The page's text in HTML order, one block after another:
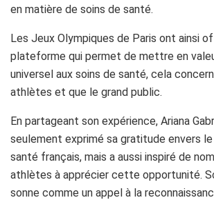
en matière de soins de santé.
Les Jeux Olympiques de Paris ont ainsi
plateforme qui permet de mettre en
universel aux soins de santé, cela
athlètes et que le grand public.
En partageant son expérience, Ariana
seulement exprimé sa gratitude envers
santé français, mais a aussi inspiré de
athlètes à apprécier cette opportunité.
sonne comme un appel à la